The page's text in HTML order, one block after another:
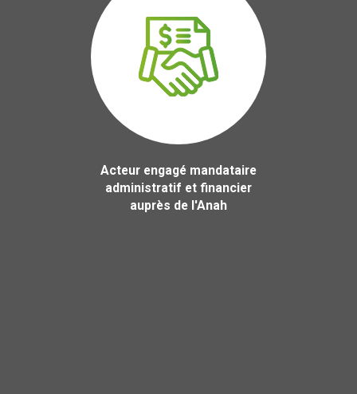
Acteur engagé mandataire
administratif et financier
auprès de l'Anah